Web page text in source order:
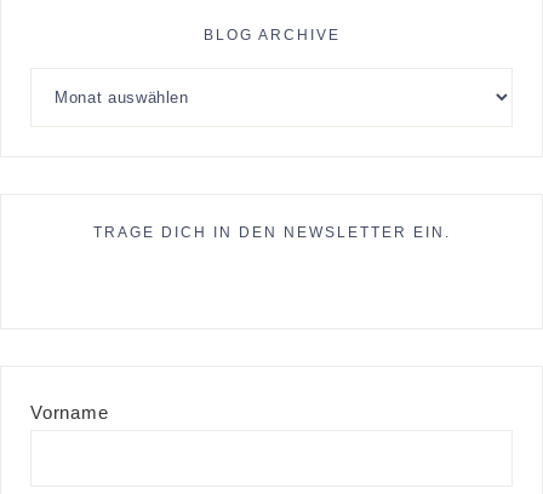
BLOG ARCHIVE
TRAGE DICH IN DEN NEWSLETTER EIN.
Vorname